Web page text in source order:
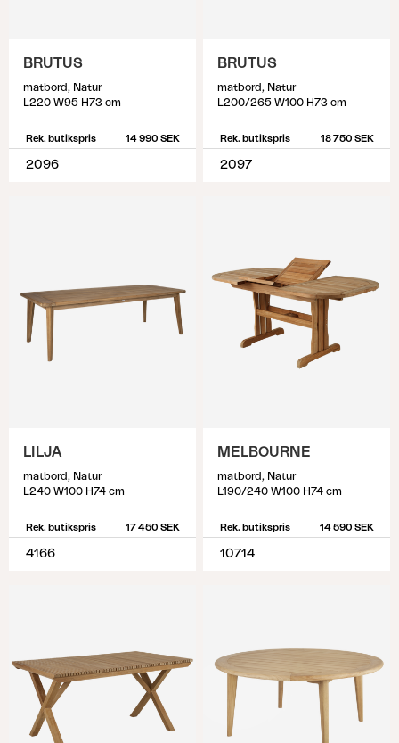
BRUTUS
matbord, Natur
L220 W95 H73 cm
Rek. butikspris 14 990 SEK
2096
BRUTUS
matbord, Natur
L200/265 W100 H73 cm
Rek. butikspris 18 750 SEK
2097
LILJA
matbord, Natur
L240 W100 H74 cm
Rek. butikspris 17 450 SEK
4166
MELBOURNE
matbord, Natur
L190/240 W100 H74 cm
Rek. butikspris 14 590 SEK
10714